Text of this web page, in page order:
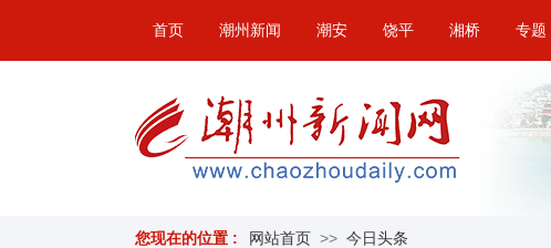
首页 潮州新闻 潮安 饶平 湘桥 专题
您现在的位置 : 网站首页 >> 今日头条